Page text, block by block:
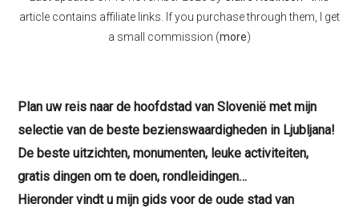
article contains affiliate links. If you purchase through them, I get
a small commission (more)
Plan uw reis naar de hoofdstad van Slovenië met mijn
selectie van de beste bezienswaardigheden in Ljubljana!
De beste uitzichten, monumenten, leuke activiteiten,
gratis dingen om te doen, rondleidingen…
Hieronder vindt u mijn gids voor de oude stad van